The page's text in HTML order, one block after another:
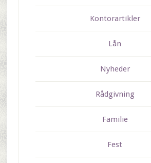
Kontorartikler
Lån
Nyheder
Rådgivning
Familie
Fest